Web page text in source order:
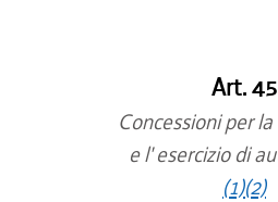
Art. 45
Concessioni per
e l' esercizio di
(1)(2)